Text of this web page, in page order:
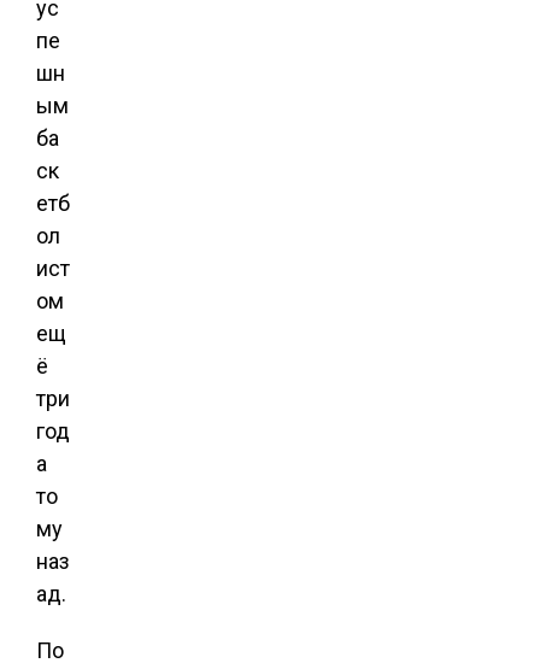
ус
пе
шн
ым
ба
ск
етб
ол
ист
ом
ещ
ё
три
год
а
то
му
наз
ад.
По